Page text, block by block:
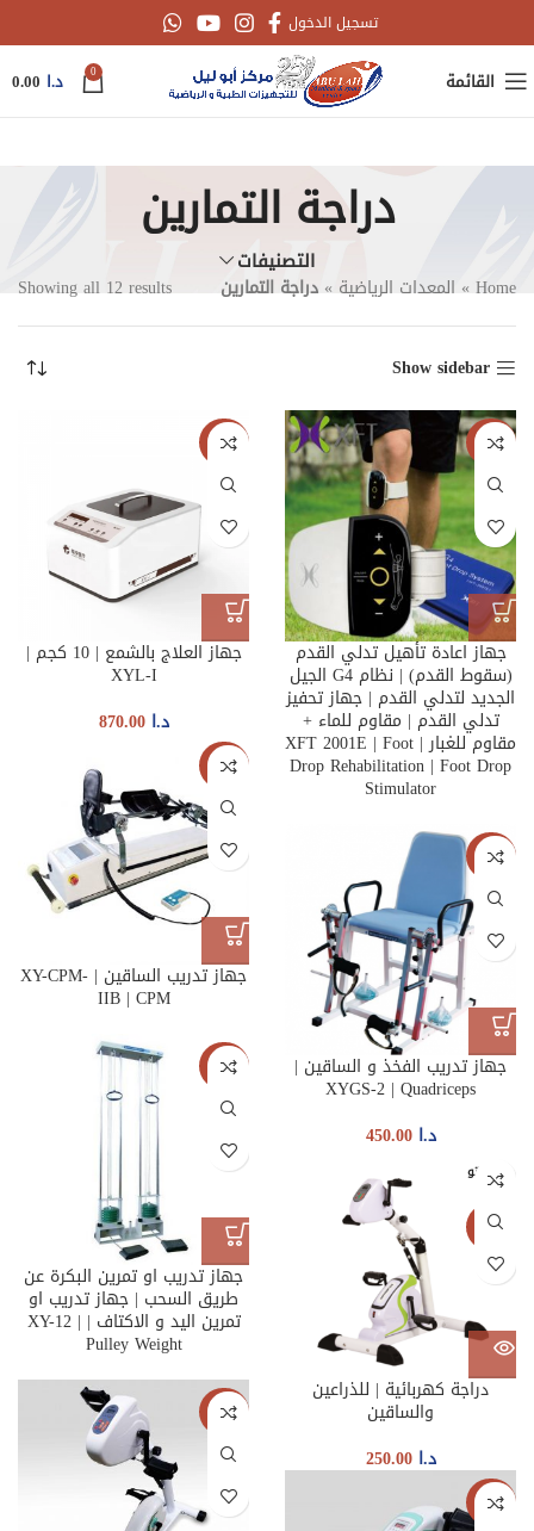
تسجيل الدخول
القائمة 0 د.ا 0.00
دراجة التمارين
التصنيفات
Home
»المعدات الرياضية»دراجة التمارين Showing all 12 results
Show sidebar
جديدنا
جهاز اعادة تأهيل تدلي القدم
(سقوط القدم) | نظام G4 الجيل
الجديد لتدلي القدم | جهاز تحفيز
تدلي القدم | مقاوم للماء +
مقاوم للغبار | XFT 2001E | Foot
Drop Rehabilitation | Foot Drop
Stimulator
جديدنا
جهاز العلاج بالشمع | 10 كجم |
XYL-I
د.ا 870.00
جديدنا
جهاز تدريب الساقين | XY-CPM-
IIB | CPM
جديدنا
جهاز تدريب الفخذ و الساقين |
XYGS-2 | Quadriceps
د.ا 450.00
جديدنا
جهاز تدريب او تمرين البكرة عن
طريق السحب | جهاز تدريب او
تمرين اليد و الاكتاف | XY-12 |
Pulley Weight
غير متو
فر
جديدنا
دراجة كهربائية | للذراعين
والساقين
د.ا 250.00
جديدنا
جديدنا